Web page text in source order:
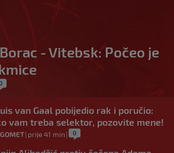
- Vitebsk: Počeo je
van Gaal pobijedio rak i poručio:
vam treba selektor, pozovite mene!
| prije 41 min | 0